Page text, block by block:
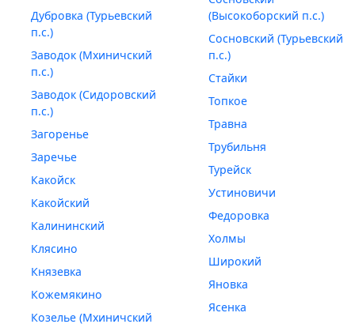
Дубровка (Турьевский
п.с.)
Заводок (Мхиничский
п.с.)
Заводок (Сидоровский
п.с.)
Загоренье
Заречье
Какойск
Какойский
Калининский
Клясино
Князевка
Кожемякино
Козелье (Мхиничский
(Высокоборский п.с.)
Сосновский (Турьевский
п.с.)
Стайки
Топкое
Травна
Трубильня
Турейск
Устиновичи
Федоровка
Холмы
Широкий
Яновка
Ясенка